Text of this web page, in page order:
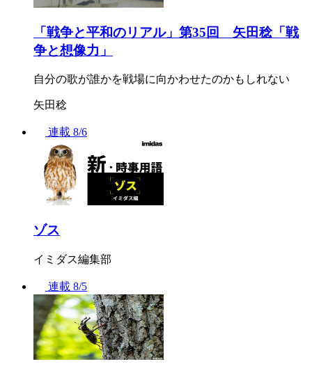
「戦争と平和のリアル」第35回 矢田稔「戦
争と想像力」
自分の歌が誰かを戦場に向かわせたのかもしれない
矢田稔
連載 8/6
ゾス
イミダス編集部
連載 8/5